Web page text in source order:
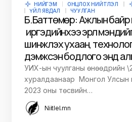
НИЙГЭМ ОНЦЛОХ НИЙТЛЭЛ
ҮЙЛ ЯВДАЛ
ЧУУЛГАН
Б.Баттөмөр: Ажлын байр
иргэдийнхээ эрүүл
шинжлэх ухаан,
дэмжсэн бодлого энд
УИХ-ын чуулганы өнөөдрийн
хуралдаанаар Монгол Улсын
2023 оны төсвийн…
Niitlel.mn